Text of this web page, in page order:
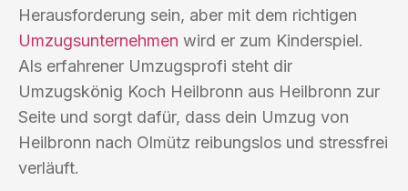
Herausforderung sein, aber mit dem richtigen
Umzugsunternehmen wird er zum Kinderspiel.
Als erfahrener Umzugsprofi steht dir
Umzugskönig Koch Heilbronn aus Heilbronn zur
Seite und sorgt dafür, dass dein Umzug von
Heilbronn nach Olmütz reibungslos und stressfrei
verläuft.